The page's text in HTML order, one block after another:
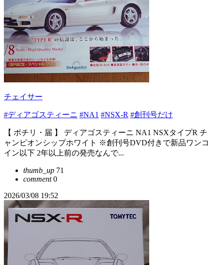
チェイサー
#ディアゴスティーニ #NA1 #NSX-R #創刊号だけ
【 ポチリ・届 】 ディアゴスティーニ NA1 NSXタイプR チ
ャンピオンシップホワイト ※創刊号DVD付きで新品ワンコ
イン以下 2年以上前の発売なんで...
thumb_up 71
comment0
2026/03/08 19:52